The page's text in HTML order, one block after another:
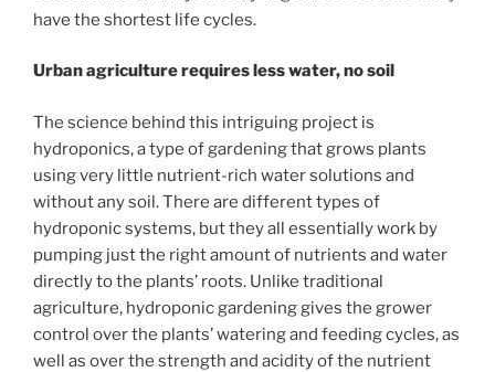
have the shortest life cycles.
Urban agriculture requires less water, no soil
The science behind this intriguing project is
hydroponics, a type of gardening that grows plants
using very little nutrient-rich water solutions and
without any soil. There are different types of
hydroponic systems, but they all essentially work by
pumping just the right amount of nutrients and water
directly to the plants’ roots. Unlike traditional
agriculture, hydroponic gardening gives the grower
control over the plants’ watering and feeding cycles, as
well as over the strength and acidity of the nutrient